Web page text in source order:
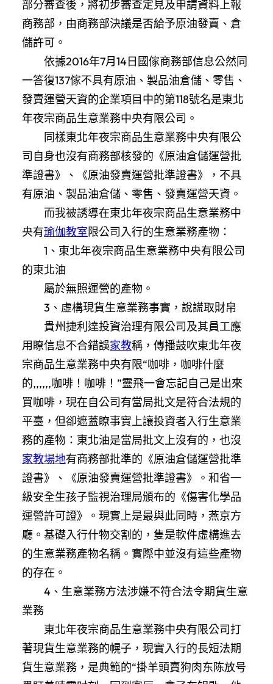
部分審查後，將初步審查定見及申請資料上報
商務部，由商務部決議是否給予原油發賣、倉
儲許可。
依據2016年7月14日國傢商務部信息公然同
一答復137傢不具有原油、製品油倉儲、零售、
發賣運營天資的企業項目中的第118號名是東北
年夜宗商品生意業務中央有限公司。
同樣東北年夜宗商品生意業務中央有限公
司自身也沒有商務部核發的《原油倉儲運營批
準證書》、《原油發賣運營批準證書》，不具
有原油、製品油倉儲、零售、發賣運營天資。
而我被誘導在東北年夜宗商品生意業務中
央有瑜伽教室限公司入行的生意業務產物：
1、東北年夜宗商品生意業務中央有限公司
的東北油
屬於無照運營的產物。
3、虛構現貨生意業務事實，說謊取財帛
貴州捷利達投資治理有限公司及其員工應
用瞭信息不合錯誤家教稱，傳播鼓吹東北年夜
宗商品生意業務中央有限“咖啡，咖啡什麼
的,,,,,,咖啡！咖啡！”靈飛一會忘記自己是出來
買咖啡，現在自公司有當局批文是符合法規的
平臺，但卻遮蓋瞭事實上讓投資者入行生意業
務的產物：東北油是當局批文上沒有的，也沒
家教場地有商務部批準的《原油倉儲運營批準
證書》、《原油發賣運營批準證書》。和省一
級安全生孩子監視治理局頒布的《傷害化學品
運營許可證》。現實上是最與此同時，燕京方
廳。基礎入行什物交割的，隻是軟件虛構進去
的生意業務產物名稱。實際中並沒有這些產物
的存在。
4、生意業務方法涉嫌不符合法令期貨生意
業務
東北年夜宗商品生意業務中央有限公司打
著現貨生意業務的幌子，現實入行的長短法期
貨生意業務，是典範的“掛羊頭賣狗肉东陈放号